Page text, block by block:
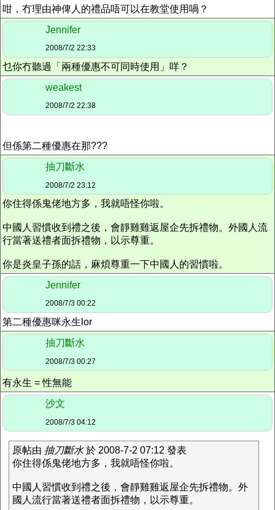
咁，冇理由神俾人的禮品唔可以在教堂使用喎？
Jennifer
2008/7/2 22:33
乜你冇聽過「兩種優惠不可同時使用」咩？
weakest
2008/7/2 22:38
但係第二種優惠在那???
抽刀斷水
2008/7/2 23:12
你住得係鬼佬地方多，我就唔怪你啦。
中國人習慣收到禮之後，會靜雞雞返屋企先拆禮物。外國人流
行當著送禮者面拆禮物，以示尊重。
你是炎皇子孫的話，麻煩尊重一下中國人的習慣啦。
Jennifer
2008/7/3 00:22
第二種優惠咪永生lor
抽刀斷水
2008/7/3 00:27
有永生 = 性無能
沙文
2008/7/3 04:12
原帖由 抽刀斷水於 2008-7-2 07:12 發表
你住得係鬼佬地方多，我就唔怪你啦。
中國人習慣收到禮之後，會靜雞雞返屋企先拆禮物。外
國人流行當著送禮者面拆禮物，以示尊重。